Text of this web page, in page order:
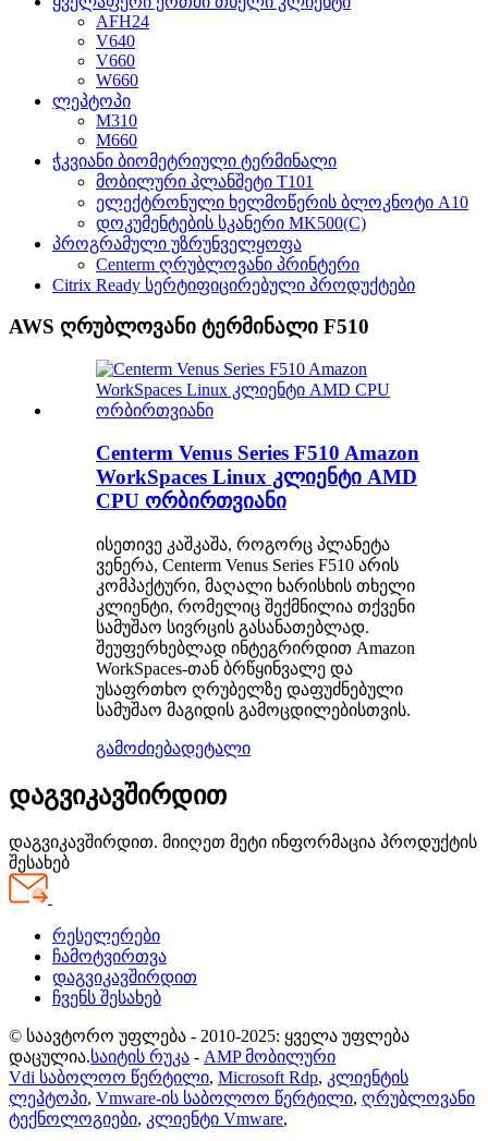
AFH24
V640
V660
W660
ლეპტოპი
M310
M660
ჭკვიანი ბიომეტრიული ტერმინალი
მობილური პლანშეტი T101
ელექტრონული ხელმოწერის ბლოკნოტი A10
დოკუმენტების სკანერი MK500(C)
პროგრამული უზრუნველყოფა
Centerm ღრუბლოვანი პრინტერი
Citrix Ready სერტიფიცირებული პროდუქტები
AWS ღრუბლოვანი ტერმინალი F510
Centerm Venus Series F510 Amazon
WorkSpaces Linux კლიენტი AMD
CPU ორბირთვიანი
ისეთივე კაშკაშა, როგორც პლანეტა
ვენერა, Centerm Venus Series F510 არის
კომპაქტური, მაღალი ხარისხის თხელი
კლიენტი, რომელიც შექმნილია თქვენი
სამუშაო სივრცის გასანათებლად.
შეუფერხებლად ინტეგრირდით Amazon
WorkSpaces-თან ბრწყინვალე და
უსაფრთხო ღრუბელზე დაფუძნებული
სამუშაო მაგიდის გამოცდილებისთვის.
გამოძიებადეტალი
დაგვიკავშირდით
დაგვიკავშირდით. მიიღეთ მეტი ინფორმაცია პროდუქტის
შესახებ
რესელერები
ჩამოტვირთვა
დაგვიკავშირდით
ჩვენს შესახებ
© საავტორო უფლება - 2010-2025: ყველა უფლება
დაცულია.საიტის რუკა - AMP მობილური
Vdi საბოლოო წერტილი, Microsoft Rdp, კლიენტის
ლეპტოპი, Vmware-ის საბოლოო წერტილი, ღრუბლოვანი
ტექნოლოგიები, კლიენტი Vmware,